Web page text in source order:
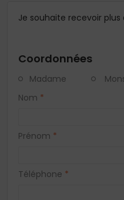
Je souhaite recevoir
Coordonnées
Madame
Nom *
Prénom *
Téléphone *